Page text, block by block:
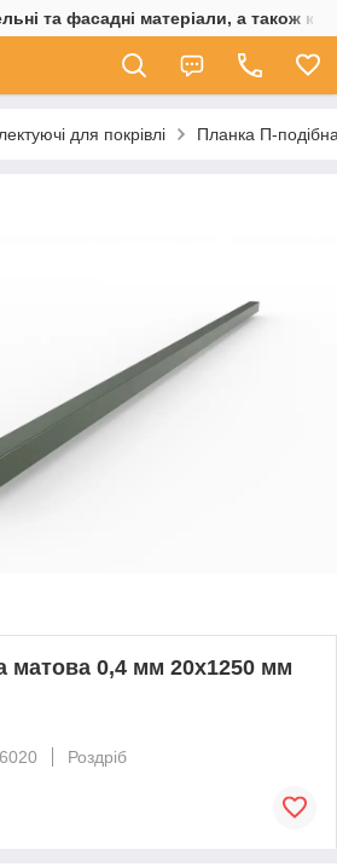
та фасадні матеріали, а також
для покрівлі Планка П-
матова 0,4 мм 20x1250 мм
Роздріб